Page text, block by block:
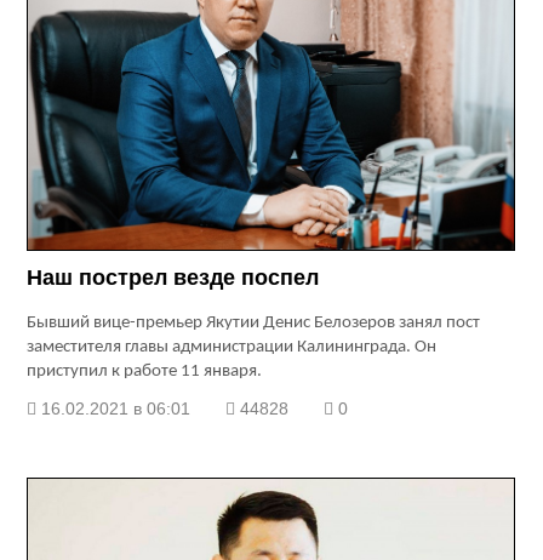
Наш пострел везде поспел
Бывший вице-премьер Якутии Денис Белозеров занял пост
заместителя главы администрации Калининграда. Он
приступил к работе 11 января.
16.02.2021 в 06:01 44828 0